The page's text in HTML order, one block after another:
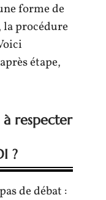
forme de
procédure
étape,
à respecter
?
de débat :